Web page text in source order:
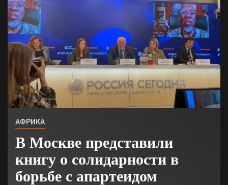
АФРИКА
В Москве представили
книгу о солидарности в
борьбе с апартеидом